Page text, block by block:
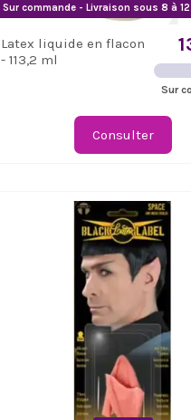
Sur commande - Livraison sous 8 à
Latex liquide en flacon
- 113,2 ml
Sur
Consulter